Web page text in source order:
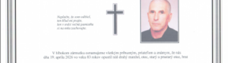
Aktuality